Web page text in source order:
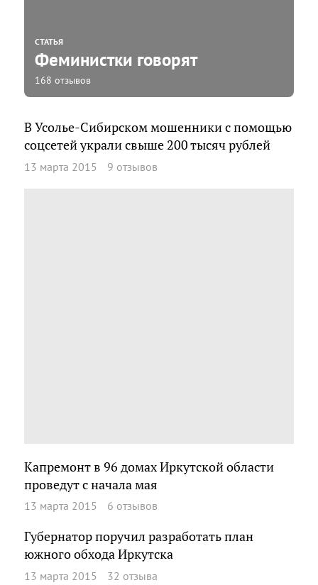
СТАТЬЯ
Феминистки говорят
168 отзывов
В Усолье-Сибирском мошенники с помощью
соцсетей украли свыше 200 тысяч рублей
13 марта 2015 9 отзывов
Капремонт в 96 домах Иркутской области
проведут с начала мая
13 марта 2015 6 отзывов
Губернатор поручил разработать план
южного обхода Иркутска
13 марта 2015 32 отзыва